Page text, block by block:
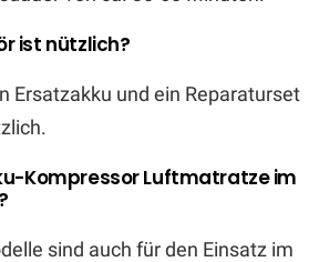
ist nützlich?
Ersatzakku und ein Reparaturset
Kompressor Luftmatratze im
sind auch für den Einsatz im